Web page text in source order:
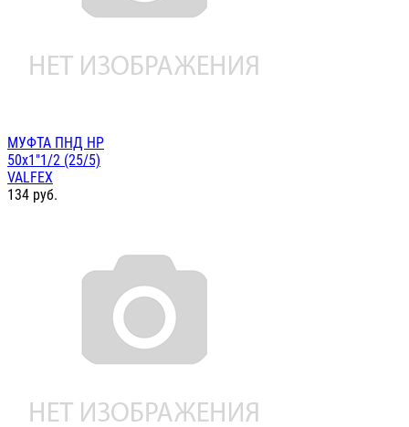
МУФТА ПНД НР
50х1"1/2 (25/5)
VALFEX
134 руб.